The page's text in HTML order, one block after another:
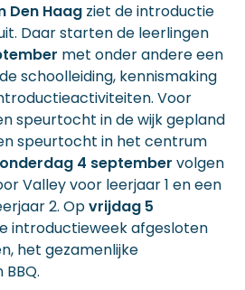
Den Haag ziet de introductie
Daar starten de leerlingen
met onder andere een
schoolleiding, kennismaking
Voor
speurtocht in de wijk gepland
speurtocht in het centrum
4 september volgen
Valley voor leerjaar 1 en een
2. Opvrijdag 5
introductieweek afgesloten
het gezamenlijke